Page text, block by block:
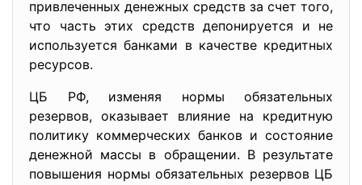
привлеченных денежных средств за счет того,
что часть этих средств депонируется и не
используется банками в качестве кредитных
ресурсов.
ЦБ РФ, изменяя нормы обязательных
резервов, оказывает влияние на кредитную
политику коммерческих банков и состояние
денежной массы в обращении. В результате
повышения нормы обязательных резервов ЦБ